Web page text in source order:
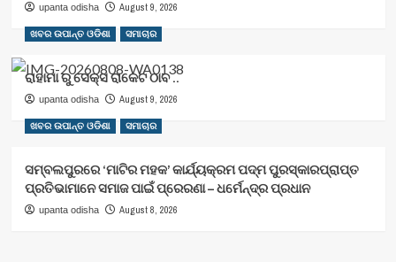
upanta odisha August 9, 2026
ଖବର ଉପାନ୍ତ ଓଡିଶା ସମାଚାର
ରାହାମା ରୁ ସେକ୍ସ ରାକେଟ ଠାବ ..
upanta odisha August 9, 2026
ଖବର ଉପାନ୍ତ ଓଡିଶା ସମାଚାର
ସମ୍ବଲପୁରରେ ‘ମାଟିର ମହକ’ କାର୍ଯ୍ୟକ୍ରମ ପଦ୍ମ ପୁରସ୍କାରପ୍ରାପ୍ତ
ପ୍ରତିଭାମାନେ ସମାଜ ପାଇଁ ପ୍ରେରଣା – ଧର୍ମେନ୍ଦ୍ର ପ୍ରଧାନ
upanta odisha August 8, 2026